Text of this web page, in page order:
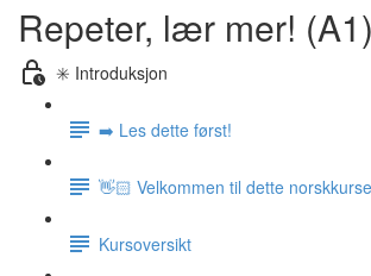
Repeter, lær mer! (A1)
✳️ Introduksjon
➡️ Les dette først!
👋🏻 Velkommen til dette
Kursoversikt